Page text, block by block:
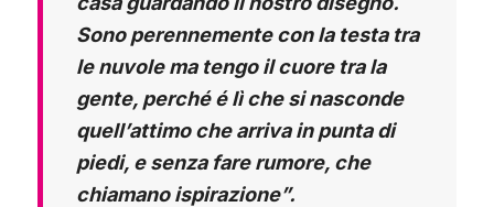
Sono perennemente con la testa tra
le nuvole ma tengo il cuore tra la
gente, perché é lì che si nasconde
quell’attimo che arriva in punta di
piedi, e senza fare rumore, che
chiamano ispirazione”.